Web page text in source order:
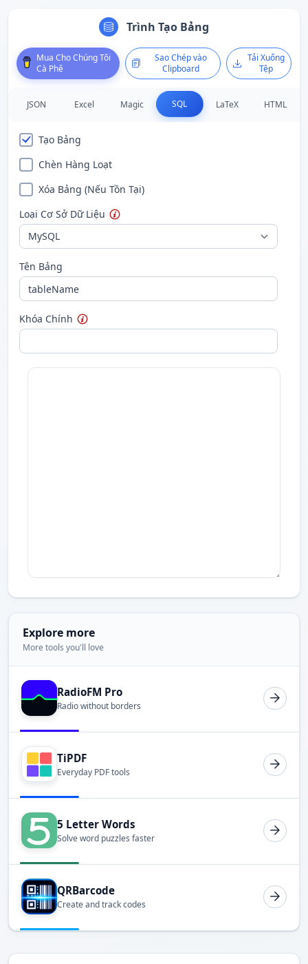
Trình Tạo Bảng
Mua Cho Chúng Tôi
Cà Phê
Sao Chép vào
Clipboard
Tải Xuống
Tệp
JSON Excel Magic SQL LaTeX HTML
Tạo Bảng
Chèn Hàng Loạt
Xóa Bảng (Nếu Tồn Tại)
Loại Cơ Sở Dữ Liệu
Tên Bảng
Khóa Chính
Explore more
More tools you'll love
RadioFM Pro
Radio without borders
TiPDF
Everyday PDF tools
5 Letter Words
Solve word puzzles faster
QRBarcode
Create and track codes